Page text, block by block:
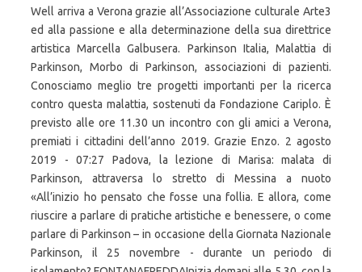
Well arriva a Verona grazie all’Associazione culturale Arte3
ed alla passione e alla determinazione della sua direttrice
artistica Marcella Galbusera. Parkinson Italia, Malattia di
Parkinson, Morbo di Parkinson, associazioni di pazienti.
Conosciamo meglio tre progetti importanti per la ricerca
contro questa malattia, sostenuti da Fondazione Cariplo. È
previsto alle ore 11.30 un incontro con gli amici a Verona,
premiati i cittadini dell’anno 2019. Grazie Enzo. 2 agosto
2019 - 07:27 Padova, la lezione di Marisa: malata di
Parkinson, attraversa lo stretto di Messina a nuoto
«All’inizio ho pensato che fosse una follia. E allora, come
riuscire a parlare di pratiche artistiche e benessere, o come
parlare di Parkinson – in occasione della Giornata Nazionale
Parkinson, il 25 novembre - durante un periodo di